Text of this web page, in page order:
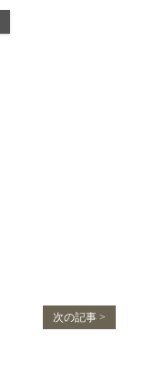
次の記事 >